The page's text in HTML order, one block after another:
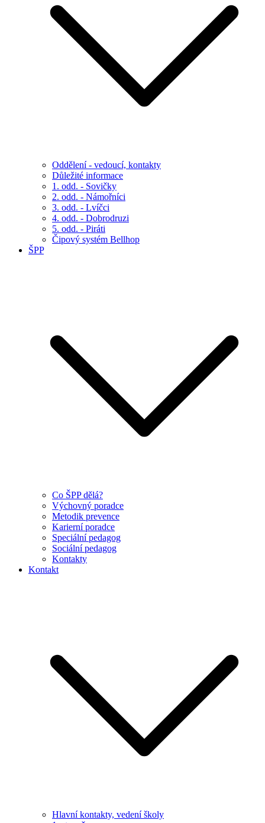
Oddělení - vedoucí, kontakty
Důležité informace
1. odd. - Sovičky
2. odd. - Námořníci
3. odd. - Lvíčci
4. odd. - Dobrodruzi
5. odd. - Piráti
Čipový systém Bellhop
ŠPP
Co ŠPP dělá?
Výchovný poradce
Metodik prevence
Karierní poradce
Speciální pedagog
Sociální pedagog
Kontakty
Kontakt
Hlavní kontakty, vedení školy